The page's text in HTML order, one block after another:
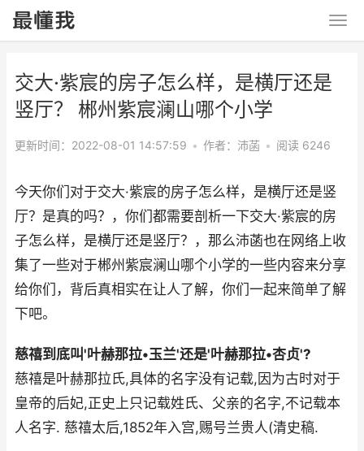
交大·紫宸的房子怎么样，是横厅还是
竖厅？ 郴州紫宸澜山哪个小学
更新时间：2022-08-01 14:57:59 • 作者：沛菡 • 阅读 6246
今天你们对于交大·紫宸的房子怎么样，是横厅还是竖
厅？是真的吗？，你们都需要剖析一下交大·紫宸的房
子怎么样，是横厅还是竖厅？，那么沛菡也在网络上收
集了一些对于郴州紫宸澜山哪个小学的一些内容来分享
给你们，背后真相实在让人了解，你们一起来简单了解
下吧。
慈禧到底叫'叶赫那拉•玉兰'还是'叶赫那拉•杏贞'?
慈禧是叶赫那拉氏,具体的名字没有记载,因为古时对于
皇帝的后妃,正史上只记载姓氏、父亲的名字,不记载本
人名字. 慈禧太后,1852年入宫,赐号兰贵人(清史稿.